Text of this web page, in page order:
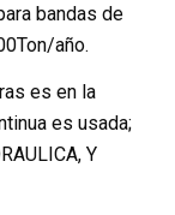
bandas de
año.
es en la
es usada;
Y